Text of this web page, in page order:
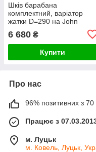
Шків барабана
комплектний, варіатор
жатки D=290 на John
6 680 ₴
Купити
Про нас
96% позитивних з 70
Працює з
м. Луцьк
м. Ковель, Луцьк,